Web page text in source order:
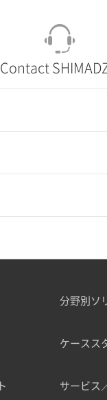
Contact
分野別ソ
ケースス
サービス